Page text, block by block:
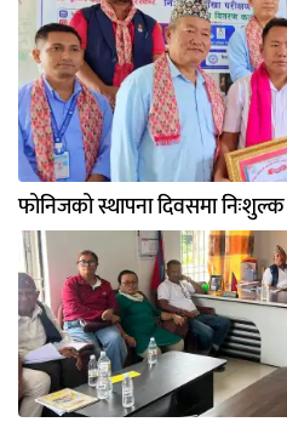
फोनिजको स्थापना दिवसमा